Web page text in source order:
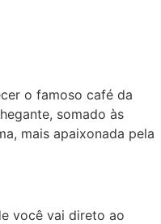
o famoso café da
somado às
mais apaixonada pela
você vai direto ao